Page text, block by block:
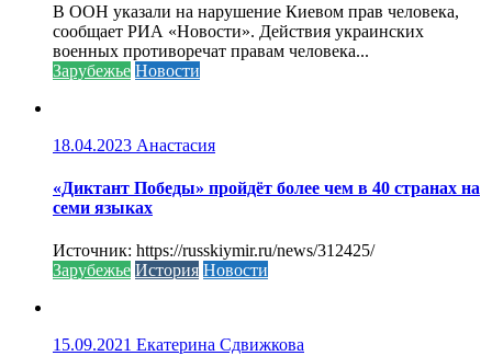
В ООН указали на нарушение Киевом прав человека,
сообщает РИА «Новости». Действия украинских
военных противоречат правам человека...
Зарубежье Новости
18.04.2023 Анастасия
«Диктант Победы» пройдёт более чем в 40 странах на
семи языках
Источник: https://russkiymir.ru/news/312425/
Зарубежье История Новости
15.09.2021 Екатерина Сдвижкова